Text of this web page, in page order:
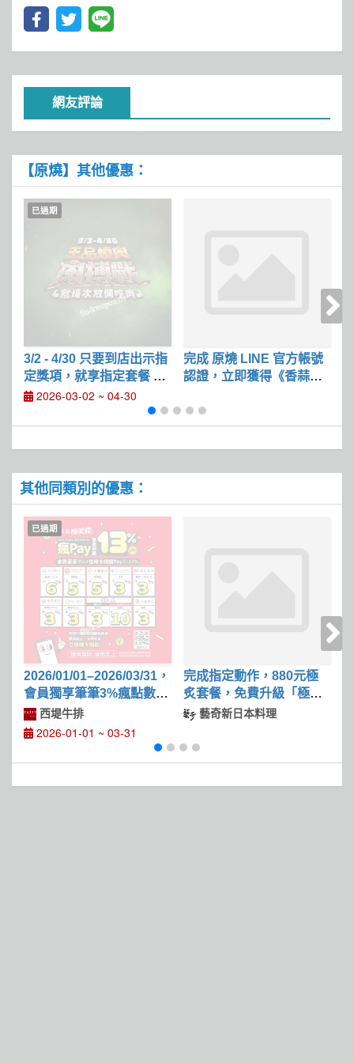
網友評論
【原燒】其他優惠：
已過期
3/2 - 4/30 只要到店出示指
定獎項，就享指定套餐 88
折 2026-03-02 ~ 04-30
完成 原燒 LINE 官方帳號
認證，立即獲得《香蒜奶
其他同類別的優惠：
已過期
2026/01/01–2026/03/31，
會員獨享筆筆3%瘋點數回
饋 西堤牛排
2026-01-01 ~ 03-31
完成指定動作，880元極
炙套餐，免費升級「極上
火焰和牛牛排」
藝奇新日本料理